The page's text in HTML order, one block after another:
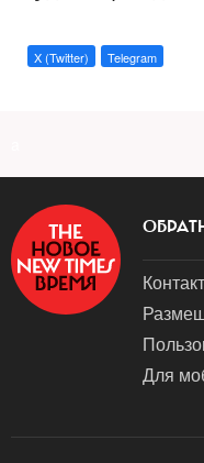
X (Twitter) Telegram
Для